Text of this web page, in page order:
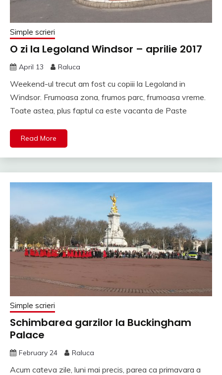
Simple scrieri
O zi la Legoland Windsor – aprilie 2017
April 13 Raluca
Weekend-ul trecut am fost cu copiii la Legoland in
Windsor. Frumoasa zona, frumos parc, frumoasa vreme.
Toate astea, plus faptul ca este vacanta de Paste
Read More
Simple scrieri
Schimbarea garzilor la Buckingham
Palace
February 24 Raluca
Acum cateva zile, luni mai precis, parea ca primavara a